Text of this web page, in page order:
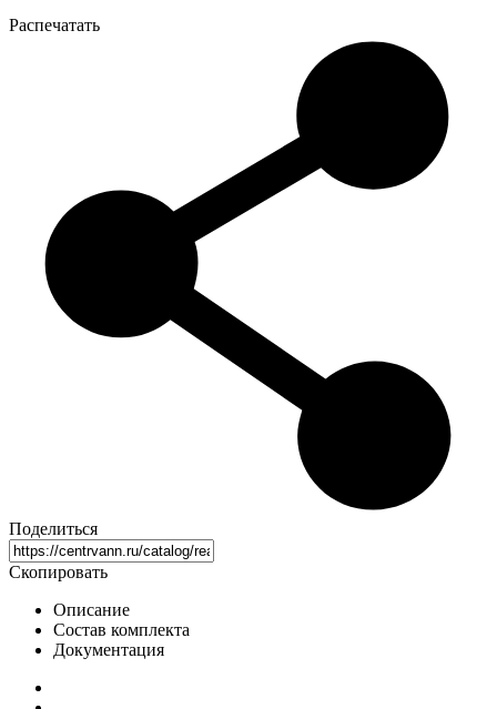
Распечатать
Поделиться
Скопировать
Описание
Состав комплекта
Документация